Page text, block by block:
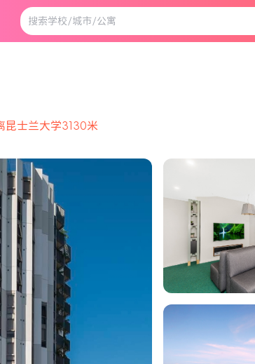
昆士兰大学3130米